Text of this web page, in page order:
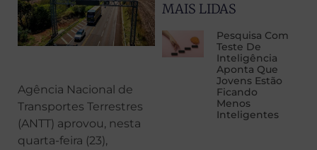
Agência Nacional de
Transportes Terrestres
(ANTT) aprovou, nesta
quarta-feira (23),
MAIS LIDAS
Pesquisa Com
Teste De
Inteligência
Aponta Que
Jovens Estão
Ficando
Menos
Inteligentes